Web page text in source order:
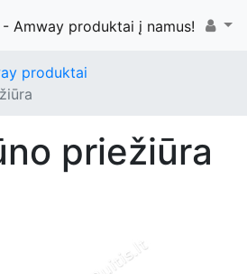
Amway produktai į namus!
produktai
priežiūra